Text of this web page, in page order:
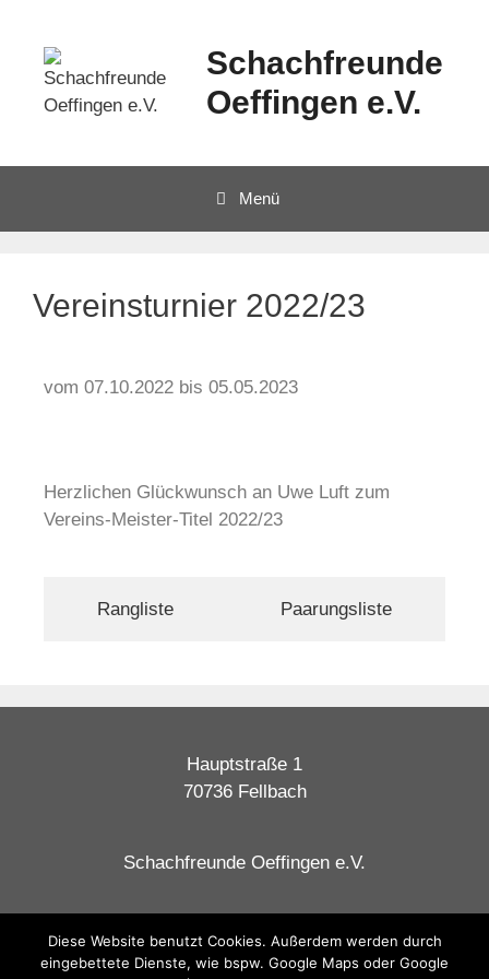
Schachfreunde
Oeffingen e.V.
Menü
Vereinsturnier 2022/23
vom 07.10.2022 bis 05.05.2023
Herzlichen Glückwunsch an Uwe Luft zum
Vereins-Meister-Titel 2022/23
Rangliste Paarungsliste
Hauptstraße 1
70736 Fellbach
Schachfreunde Oeffingen e.V.
Datenschutzerklärung
Impressum
Diese Website benutzt Cookies. Außerdem werden durch
eingebettete Dienste, wie bspw. Google Maps oder Google